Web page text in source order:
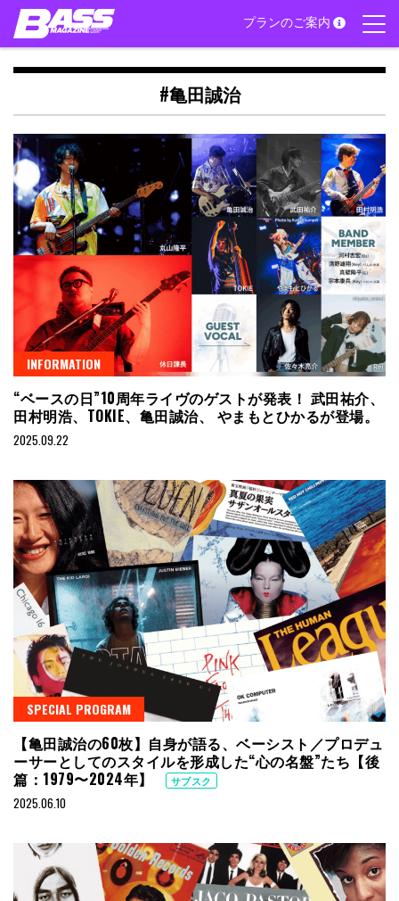
Skip
content
プランのご案内
#亀田誠治
INFORMATION
“ベースの日”10周年ライヴのゲストが発表！ 武田祐介、
田村明浩、TOKIE、亀田誠治、 やまもとひかるが登場。
2025.09.22
SPECIAL PROGRAM
【亀田誠治の60枚】自身が語る、ベーシスト／プロデュ
ーサーとしてのスタイルを形成した“心の名盤”たち【後
篇：1979〜2024年】
サブスク
2025.06.10